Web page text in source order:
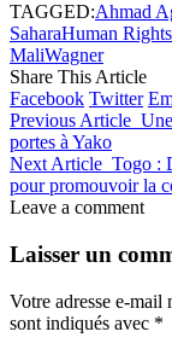
TAGGED:Ahmad
SaharaHuman
MaliWagner
Share This Article
Facebook Twitter
Previous Article
portes à Yako
Next Article Togo :
pour promouvoir la
Leave a comment
Laisser un
Votre adresse e-mail
sont indiqués avec *